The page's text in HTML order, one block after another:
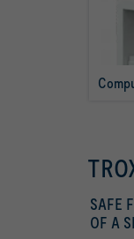
SAFE
OF A